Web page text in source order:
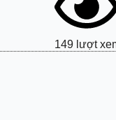
149 lượt